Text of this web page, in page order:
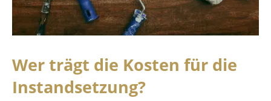
Wer trägt die Kosten für die
Instandsetzung?